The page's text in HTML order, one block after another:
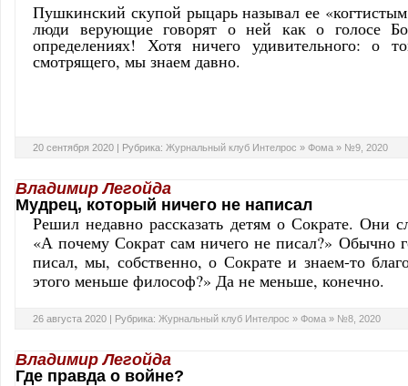
Пушкинский скупой рыцарь называл ее
люди верующие говорят о ней как о голосе
определениях! Хотя ничего удивительного: о
смотрящего, мы знаем давно.
20 сентября 2020 | Рубрика: Журнальный клуб Интелрос » Фома » №9, 2020
Владимир Легойда
Мудрец, который ничего не написал
Решил недавно рассказать детям о Сократе. Они
«А почему Сократ сам ничего не писал?» Обычно
писал, мы, собственно, о Сократе и знаем-то
этого меньше философ?» Да не меньше, конечно.
26 августа 2020 | Рубрика: Журнальный клуб Интелрос » Фома » №8, 2020
Владимир Легойда
Где правда о войне?